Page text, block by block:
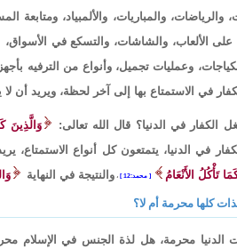
والرياضات، والمباريات، والألمبياد، ومتابعة
الألعاب، والشاشات، والتسكع في الأسواق،
وعمليات تجميل، وأنواع من الترفيه
في الاستمتاع بها إلى آخر لحظة، ويريد أن لا
الكفار في الدنيا؟ قال الله تعالى: وَالَّذِينَ
في الدنيا، يتمتعون كل أنواع الاستمتاع،
تَأْكُلُ الأَنْعَامُ
محمد:12 ، والنتيجة في النهاية
كلها محرمة أم لا؟
الدنيا محرمة، هل لذة الجنس في الإسلام